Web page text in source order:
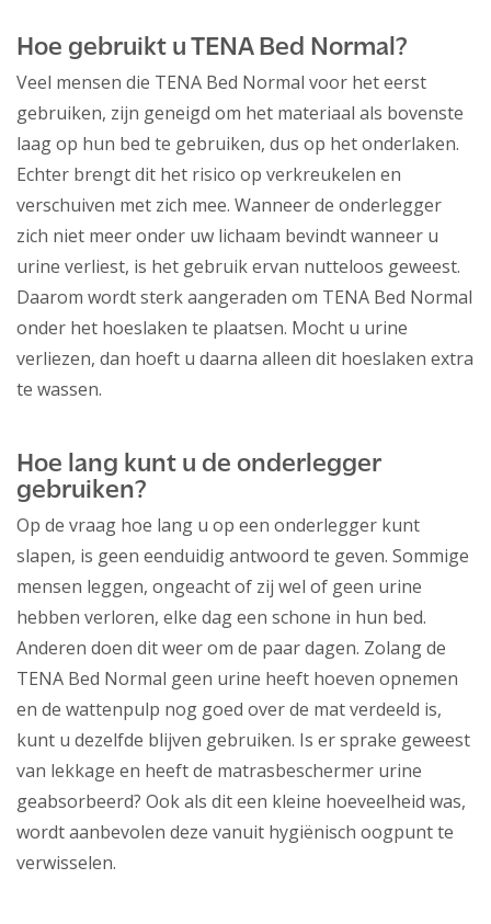
Hoe gebruikt u TENA Bed Normal?
Veel mensen die TENA Bed Normal voor het eerst
gebruiken, zijn geneigd om het materiaal als bovenste
laag op hun bed te gebruiken, dus op het onderlaken.
Echter brengt dit het risico op verkreukelen en
verschuiven met zich mee. Wanneer de onderlegger
zich niet meer onder uw lichaam bevindt wanneer u
urine verliest, is het gebruik ervan nutteloos geweest.
Daarom wordt sterk aangeraden om TENA Bed Normal
onder het hoeslaken te plaatsen. Mocht u urine
verliezen, dan hoeft u daarna alleen dit hoeslaken extra
te wassen.
Hoe lang kunt u de onderlegger
gebruiken?
Op de vraag hoe lang u op een onderlegger kunt
slapen, is geen eenduidig antwoord te geven. Sommige
mensen leggen, ongeacht of zij wel of geen urine
hebben verloren, elke dag een schone in hun bed.
Anderen doen dit weer om de paar dagen. Zolang de
TENA Bed Normal geen urine heeft hoeven opnemen
en de wattenpulp nog goed over de mat verdeeld is,
kunt u dezelfde blijven gebruiken. Is er sprake geweest
van lekkage en heeft de matrasbeschermer urine
geabsorbeerd? Ook als dit een kleine hoeveelheid was,
wordt aanbevolen deze vanuit hygiënisch oogpunt te
verwisselen.